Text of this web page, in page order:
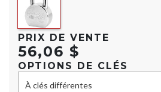
PRIX DE VENTE
56,06 $
OPTIONS DE CLÉS
À clés différentes